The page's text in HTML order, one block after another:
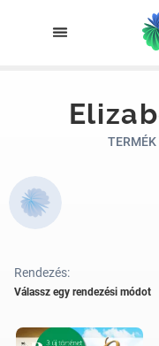
Rendezés:
Válassz egy rendezési módot